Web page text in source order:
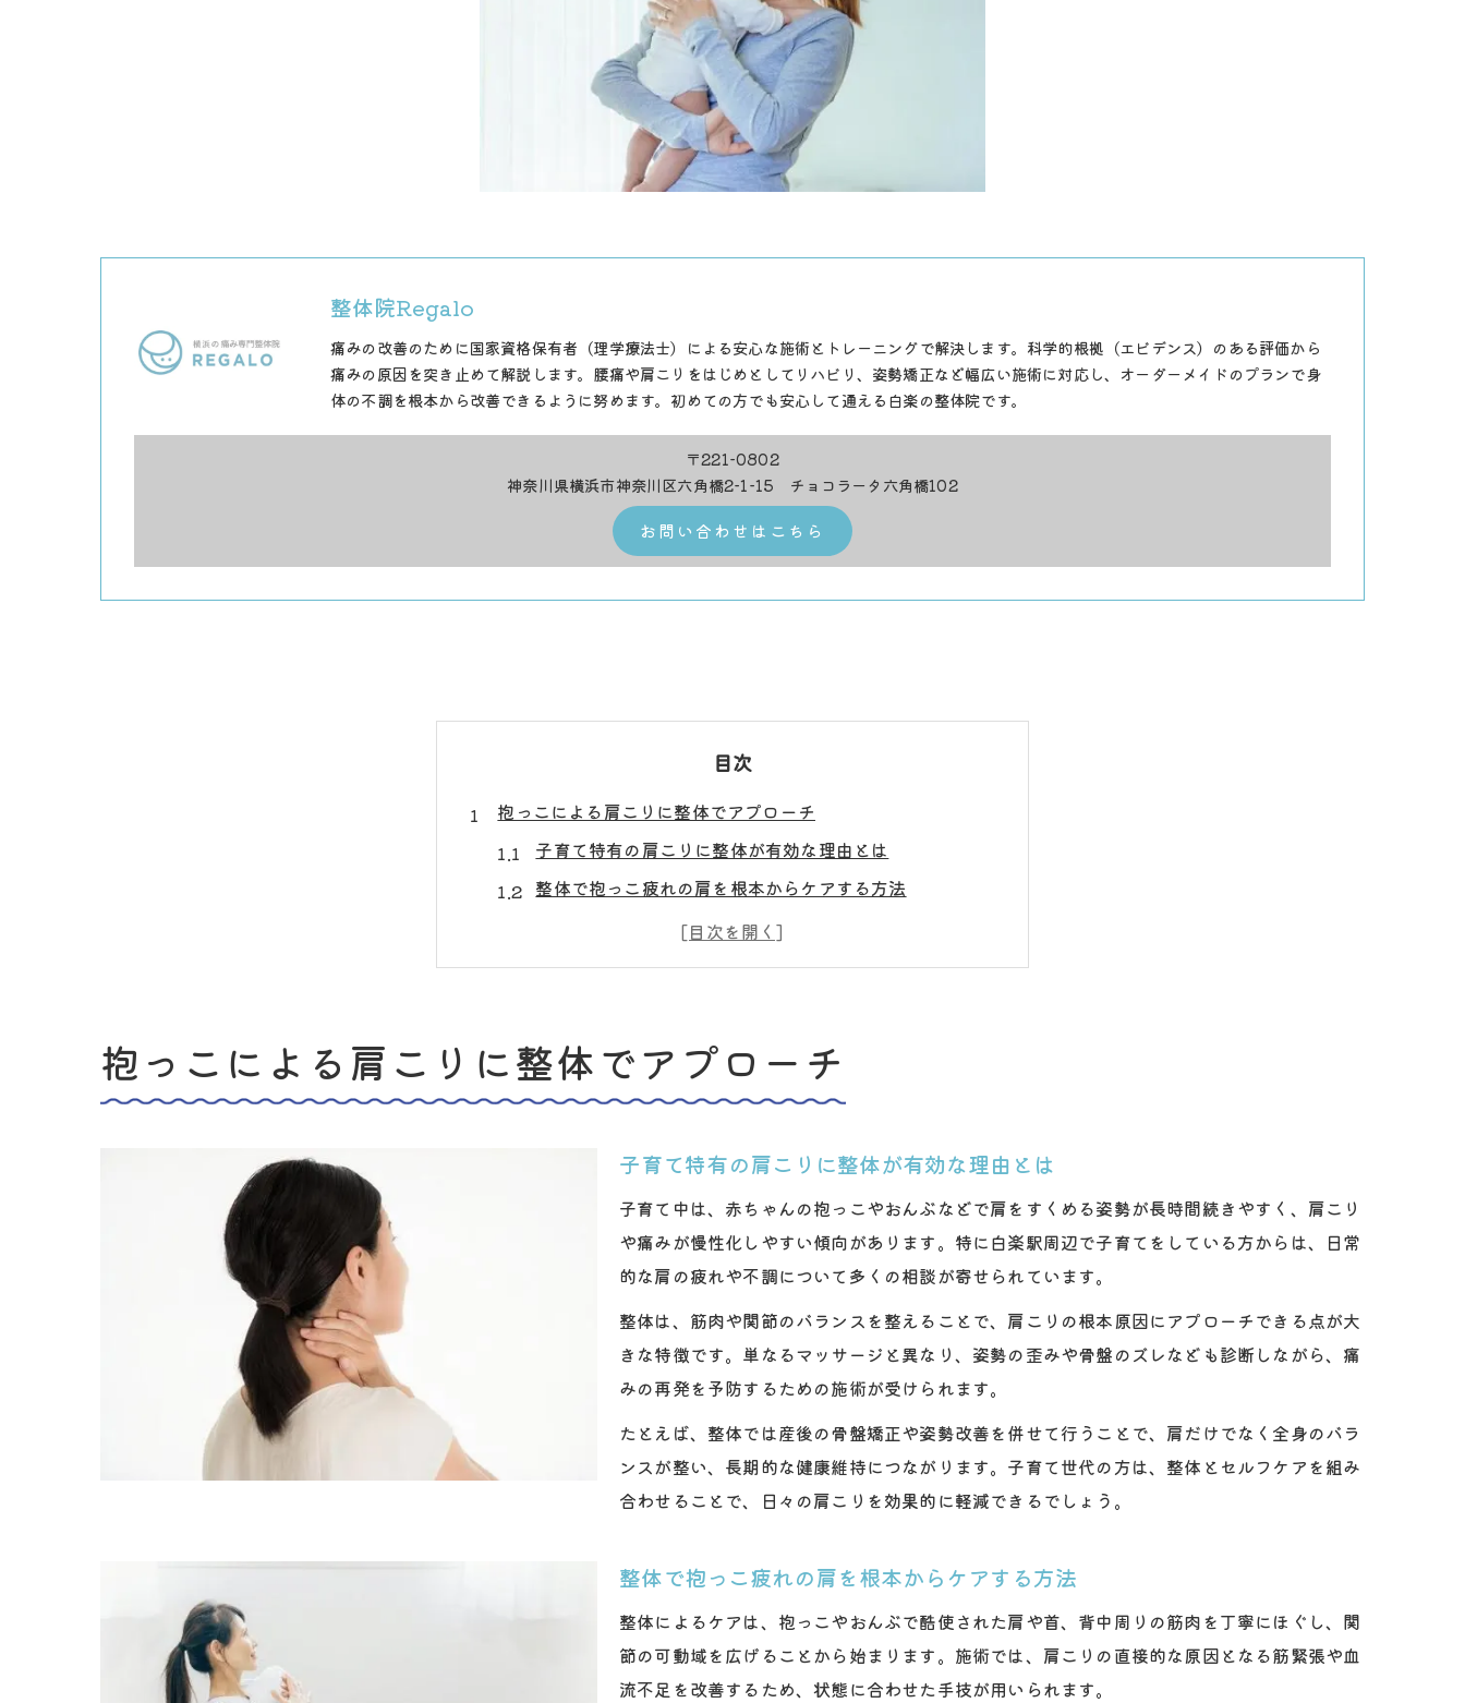
整体院Regalo
痛みの改善のために国家資格保有者（理学療法士）による安心な施術とトレーニングで解決します。科学的根拠（エビデンス）のある評価から
痛みの原因を突き止めて解説します。腰痛や肩こりをはじめとしてリハビリ、姿勢矯正など幅広い施術に対応し、オーダーメイドのプランで身
体の不調を根本から改善できるように努めます。初めての方でも安心して通える白楽の整体院です。
〒221-0802
神奈川県横浜市神奈川区六角橋2-1-15 チョコラータ六角橋102
お問い合わせはこちら
目次
抱っこによる肩こりに整体でアプローチ
子育て特有の肩こりに整体が有効な理由とは
整体で抱っこ疲れの肩を根本からケアする方法
肩をすくめる姿勢が招く不調と整体の役割
整体とストレッチで子育て中の肩こり予防を実践
子育ての肩こりは整体と姿勢改善で解消
整体で子育て中の肩こり原因を明確に知る
肩こり解消には整体と正しい姿勢が不可欠
ストレッチと整体の組み合わせが子育て肩こり対策に最適
整体で叶う子育て中の肩こりケア方法
整体による産後肩こりの安全なケア手順
抱っこやおんぶで生じる肩こりを整体で和らげる
整体と機能改善トレーニングで肩こり対策を強化
整体施術を受けた後の日常動作の見直しポイント
子育て世代が安心して整体を利用する際の注意点
肩をすくめがちな方に整体から始める対策
整体施術で肩まわりの緊張をリセットする
整体と日常トレーニングで姿勢を整えるポイント
整体による肩甲骨まわりの柔軟性アップ術
肩をすくめにくい身体づくりと整体の関係
抱っこによる肩こりに整体でアプローチ
子育て特有の肩こりに整体が有効な理由とは
子育て中は、赤ちゃんの抱っこやおんぶなどで肩をすくめる姿勢が長時間続きやすく、肩こり
や痛みが慢性化しやすい傾向があります。特に白楽駅周辺で子育てをしている方からは、日常
的な肩の疲れや不調について多くの相談が寄せられています。
整体は、筋肉や関節のバランスを整えることで、肩こりの根本原因にアプローチできる点が大
きな特徴です。単なるマッサージと異なり、姿勢の歪みや骨盤のズレなども診断しながら、痛
みの再発を予防するための施術が受けられます。
たとえば、整体では産後の骨盤矯正や姿勢改善を併せて行うことで、肩だけでなく全身のバラ
ンスが整い、長期的な健康維持につながります。子育て世代の方は、整体とセルフケアを組み
合わせることで、日々の肩こりを効果的に軽減できるでしょう。
整体で抱っこ疲れの肩を根本からケアする方法
整体によるケアは、抱っこやおんぶで酷使された肩や首、背中周りの筋肉を丁寧にほぐし、関
節の可動域を広げることから始まります。施術では、肩こりの直接的な原因となる筋緊張や血
流不足を改善するため、状態に合わせた手技が用いられます。